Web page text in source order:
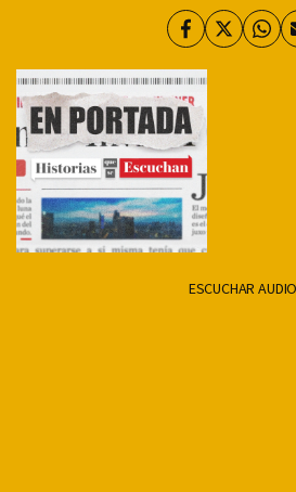
Facebook
Twitter
ESCUCHAR AUDIO